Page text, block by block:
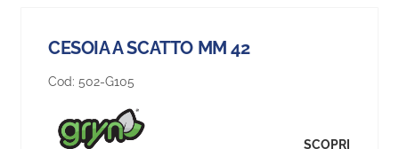
CESOIA A SCATTO MM 42
Cod: 502-G105
SCOPRI